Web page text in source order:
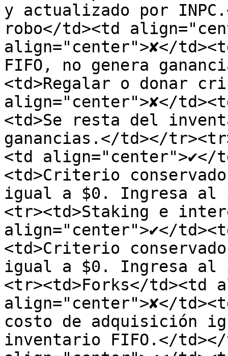
y actualizado por
robo</td><td
align="center">✘</
FIFO, no genera
<td>Regalar o donar
align="center">✘</
<td>Se resta del
ganancias.</td></
<td align="center">✔</
<td>Criterio
igual a $0. Ingresa al
<tr><td>Staking e
align="center">✔</
<td>Criterio
igual a $0. Ingresa al
<tr><td>Forks</td><td
align="center">✘</
costo de adquisición
inventario FIFO.</